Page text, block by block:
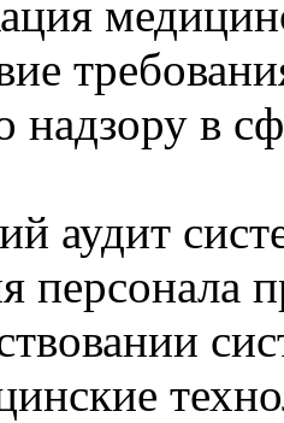
надзору в
аудит
персонала